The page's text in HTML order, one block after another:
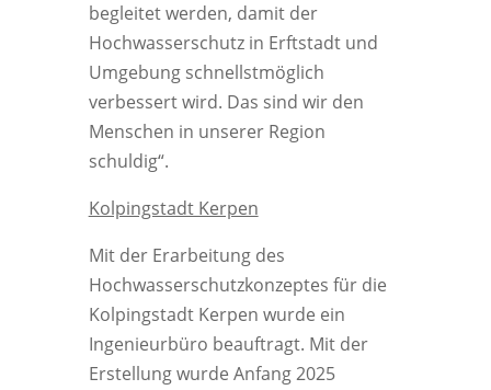
begleitet werden, damit der
Hochwasserschutz in Erftstadt und
Umgebung schnellstmöglich
verbessert wird. Das sind wir den
Menschen in unserer Region
schuldig“.
Kolpingstadt Kerpen
Mit der Erarbeitung des
Hochwasserschutzkonzeptes für die
Kolpingstadt Kerpen wurde ein
Ingenieurbüro beauftragt. Mit der
Erstellung wurde Anfang 2025